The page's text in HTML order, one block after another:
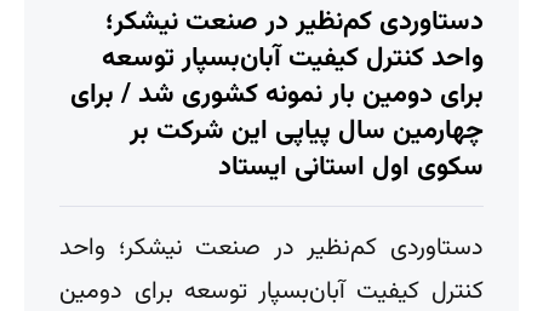
دستاوردی کم‌نظیر در صنعت نیشکر؛
واحد کنترل کیفیت آبان‌بسپار توسعه
برای دومین بار نمونه کشوری شد / برای
چهارمین سال پیاپی این شرکت بر
سکوی اول استانی ایستاد
دستاوردی کم‌نظیر در صنعت نیشکر؛ واحد
کنترل کیفیت آبان‌بسپار توسعه برای دومین